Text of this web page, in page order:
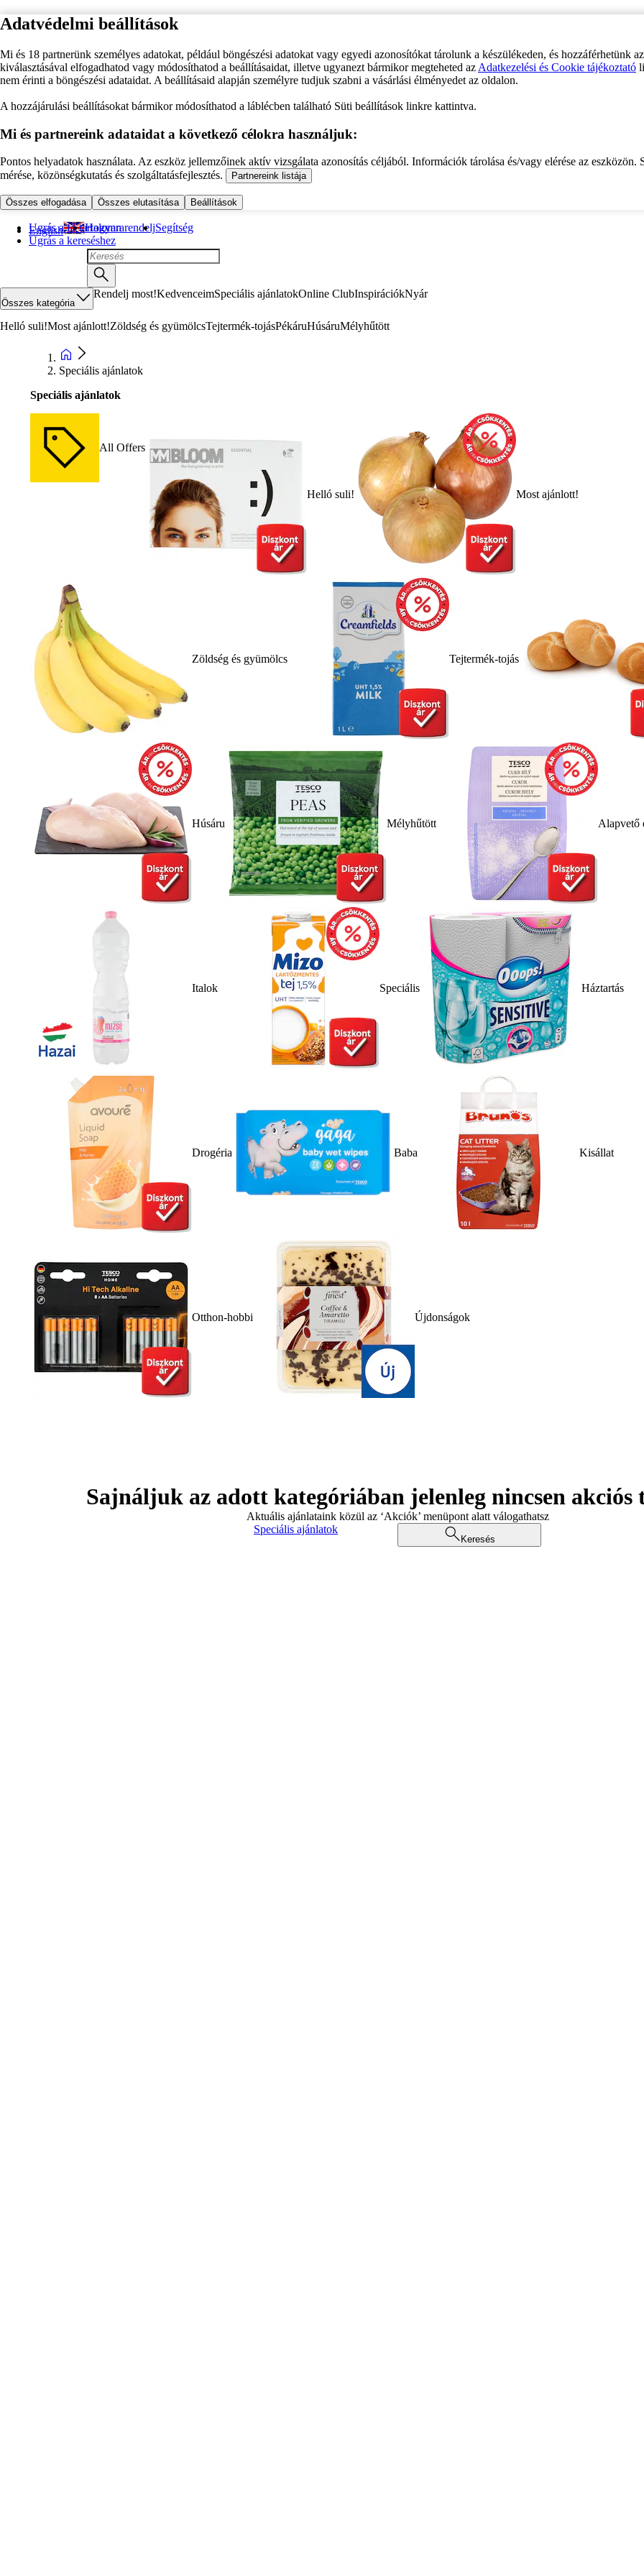
Adatvédelmi beállítások
Mi és 18 partnerünk személyes adatokat, például böngészési adatokat vagy egyedi azonosítókat tárolunk a készülékeden, és hozzáférhetünk
kiválasztásával elfogadhatod vagy módosíthatod a beállításaidat, illetve ugyanezt bármikor megteheted az Adatkezelési és Cookie tájékoztató
nem érinti a böngészési adataidat. A beállításaid alapján személyre tudjuk szabni a vásárlási élményedet az oldalon.
A hozzájárulási beállításokat bármikor módosíthatod a láblécben található Süti beállítások linkre kattintva.
Mi és partnereink adataidat a következő célokra használjuk:
Pontos helyadatok használata. Az eszköz jellemzőinek aktív vizsgálata azonosítás céljából. Információk tárolása és/vagy elérése az eszközön.
mérése, közönségkutatás és szolgáltatásfejlesztés.
Partnereink listája
Összes elfogadása Összes elutasítása Beállítások
Ugrás a fő tartalomra
Ugrás a kereséshez
English Hogyan rendeljSegítség
Összes kategória
Rendelj most!KedvenceimSpeciális ajánlatokOnline ClubInspirációkNyár
Helló suli!Most ajánlott!Zöldség és gyümölcsTejtermék-tojásPékáruHúsáruMélyhűtött
Speciális ajánlatok
Speciális ajánlatok
All Offers
Helló suli! Most ajánlott!
Zöldség és gyümölcs Tejtermék-tojás
Húsáru Mélyhűtött Alapvető
Italok Speciális Háztartás
Drogéria Baba Kisállat
Otthon-hobbi Újdonságok
Sajnáljuk az adott kategóriában jelenleg nincsen akciós
Aktuális ajánlataink közül az ‘Akciók’ menüpont alatt válogathatsz
Speciális ajánlatok
Keresés